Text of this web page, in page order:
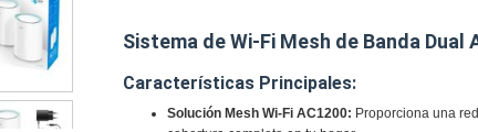
Sistema de Wi-Fi Mesh de Banda Dual
Características Principales:
Solución Mesh Wi-Fi AC1200: Proporciona una